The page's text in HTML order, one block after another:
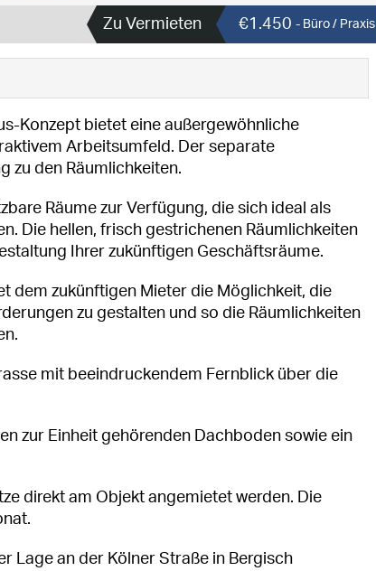
Zu Vermieten €1.450 - Büro / Praxis
Konzept bietet eine außergewöhnliche
Arbeitsumfeld. Der separate
zu den Räumlichkeiten.
Räume zur Verfügung, die sich ideal als
Die hellen, frisch gestrichenen Räumlichkeiten
Ihrer zukünftigen Geschäftsräume.
dem zukünftigen Mieter die Möglichkeit, die
zu gestalten und so die Räumlichkeiten
mit beeindruckendem Fernblick über die
zur Einheit gehörenden Dachboden sowie ein
direkt am Objekt angemietet werden. Die
Lage an der Kölner Straße in Bergisch